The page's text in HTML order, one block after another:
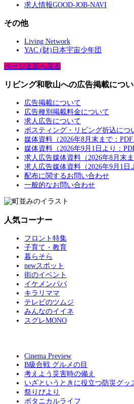
求人情報GOOD-JOB-NAVI
その他
Living Network
YAC (財)日本宇宙少年団
ページ上部へ戻る
リビング和歌山への広告掲載につ
広告掲載について
広告種別掲載料金について
求人広告について
ポスティング・リビング折込につ
媒体資料（2026年8月末まで：PDF
媒体資料（2026年9月1日より：
求人広告媒体資料（2026年8月末ま
求人広告媒体資料（2026年9月1日
配布に関するお問い合わせ
一般的なお問い合わせ
人気コーナー
フロント特集
子育て・教育
暮らそら
newスポット
街のイベント
イケメンパパ
キラリママ
テレビのツムジ
みんなのイイネ
スグレMONO
Cinema Preview
B級合戦 グルメの目
考えよう災害時の備え
いざというときに役立つ防災グッ
祭りびより
ボタニカルライフ